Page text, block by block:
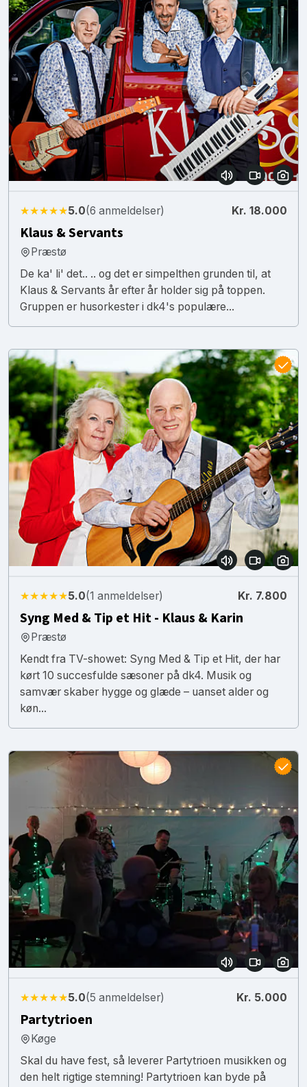
★★★★★5.0(6 anmeldelser) Kr. 18.000
Klaus & Servants
Præstø
De ka' li' det.. .. og det er simpelthen grunden til, at
Klaus & Servants år efter år holder sig på toppen.
Gruppen er husorkester i dk4's populære...
★★★★★5.0(1 anmeldelser) Kr. 7.800
Syng Med & Tip et Hit - Klaus & Karin
Præstø
Kendt fra TV-showet: Syng Med & Tip et Hit, der har
kørt 10 succesfulde sæsoner på dk4. Musik og
samvær skaber hygge og glæde – uanset alder og
køn...
★★★★★5.0(5 anmeldelser) Kr. 5.000
Partytrioen
Køge
Skal du have fest, så leverer Partytrioen musikken og
den helt rigtige stemning! Partytrioen kan byde på